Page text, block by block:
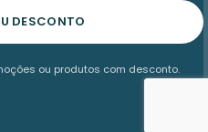
DESCONTO
ou produtos com desconto.